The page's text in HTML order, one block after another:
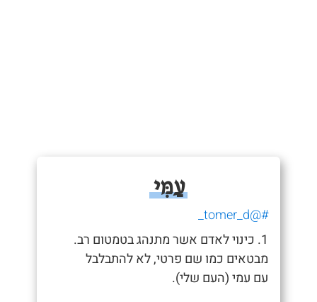
עַמִּי
#@tomer_d_
1. כינוי לאדם אשר מתנהג בטמטום רב.
מבטאים כמו שם פרטי, לא להתבלבל
עם עמי (העם שלי).